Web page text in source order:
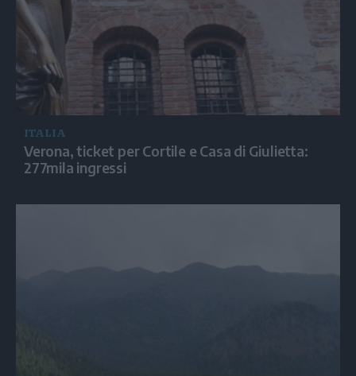
ITALIA
Verona, ticket per Cortile e Casa di Giulietta:
277mila ingressi